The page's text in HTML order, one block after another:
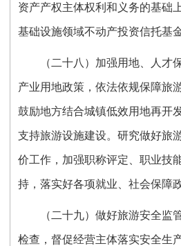
资产产权主体权利和义务的基础
基础设施领域不动产投资信托基
（二十八）加强用地、人才
产业用地政策，依法依规保障旅
鼓励地方结合城镇低效用地再开
支持旅游设施建设。研究做好旅
价工作，加强职称评定、职业技
持，落实好各项就业、社会保障政
（二十九）做好旅游安全监
检查，督促经营主体落实安全生